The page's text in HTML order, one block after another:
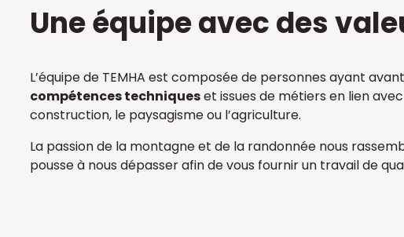
Une équipe avec des
L’équipe de TEMHA est composée de personnes ayant
compétences techniqueset issues de métiers en lien
construction, le paysagisme ou l’agriculture.
La passion de la montagne et de la randonnée nous
pousse à nous dépasser afin de vous fournir un travail de